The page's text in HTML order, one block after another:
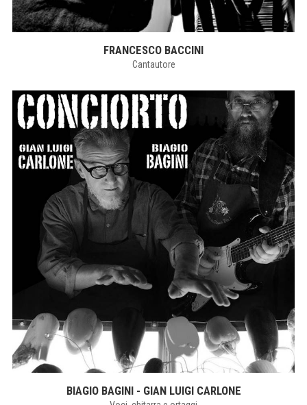
FRANCESCO BACCINI
Cantautore
BIAGIO BAGINI - GIAN LUIGI CARLONE